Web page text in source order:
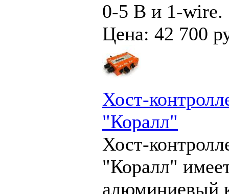
0-5 В и 1-wire.
Цена: 42 700
Хост-
"Коралл"
Хост-
"Коралл"
алюминиевый